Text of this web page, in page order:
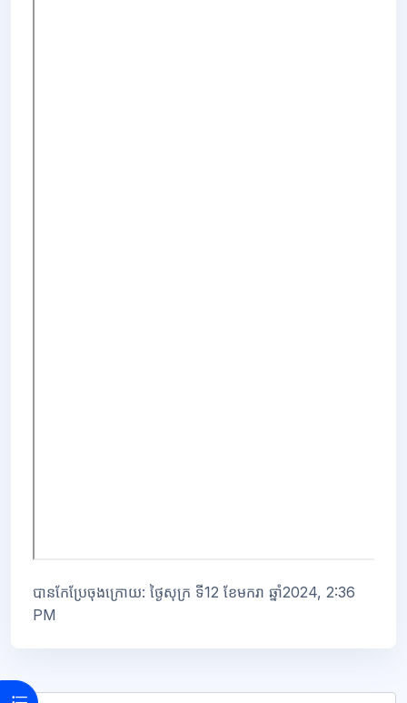
Open course index
បានកែប្រែចុងក្រោយ: ថ្ងៃសុក្រ ទី12 ខែមករា ឆ្នាំ2024, 2:36
PM